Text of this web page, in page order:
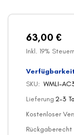
Anfang
Bildergalerie
springen63,00 €
Inkl. 19%
Lieferung 2-3
Kostenloser
Rückgaberecht
SKU
WMLI-